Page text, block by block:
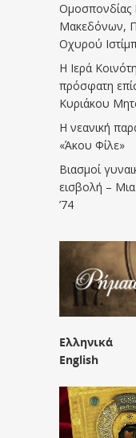
Ομοσπονδίας
Μακεδόνων,
Οχυρού
Η Ιερά
πρόσφατη
Κυριάκου
Η νεανική
«Άκου Φίλε»
Βιασμοί
εισβολή –
’74
Ελληνικά
English